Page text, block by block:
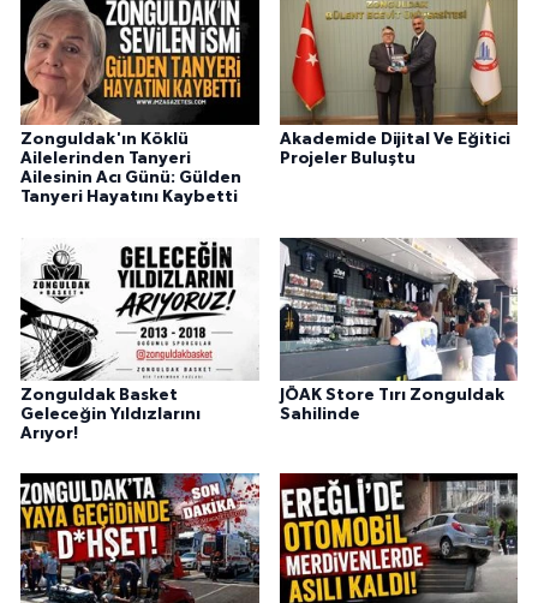
Zonguldak'ın Köklü
Ailelerinden Tanyeri
Ailesinin Acı Günü: Gülden
Tanyeri Hayatını Kaybetti
Akademide Dijital Ve Eğitici
Projeler Buluştu
Zonguldak Basket
Geleceğin Yıldızlarını
Arıyor!
JÖAK Store Tırı Zonguldak
Sahilinde